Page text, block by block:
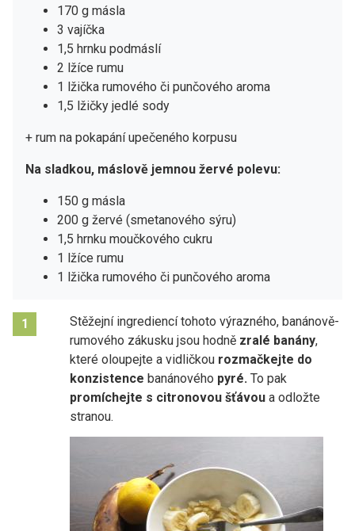
170 g másla
3 vajíčka
1,5 hrnku podmáslí
2 lžíce rumu
1 lžička rumového či punčového aroma
1,5 lžičky jedlé sody
+ rum na pokapání upečeného korpusu
Na sladkou, máslově jemnou žervé polevu:
150 g másla
200 g žervé (smetanového sýru)
1,5 hrnku moučkového cukru
1 lžíce rumu
1 lžička rumového či punčového aroma
1
Stěžejní ingrediencí tohoto výrazného, banánově-
rumového zákusku jsou hodně zralé banány,
které oloupejte a vidličkou rozmačkejte do
konzistence banánového pyré. To pak
promíchejte s citronovou šťávou a odložte
stranou.